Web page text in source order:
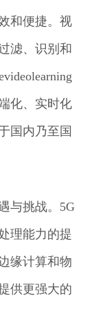
和便捷。视
滤、识别和
化、实时化
国内乃至国
与挑战。5G
理能力的提
缘计算和物
供更强大的